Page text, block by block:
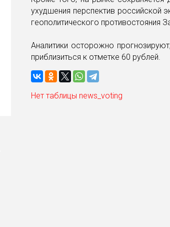
ухудшения перспектив российской
геополитического противостояния
Аналитики осторожно
приблизиться к отметке 60 рублей.
Нет таблицы news_voting